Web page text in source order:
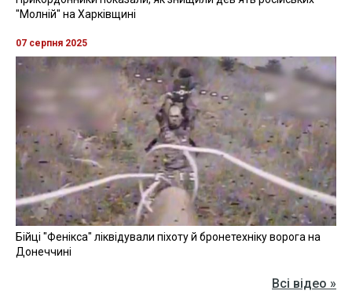
"Молній" на Харківщині
07 серпня 2025
Бійці "Фенікса" ліквідували піхоту й бронетехніку ворога на
Донеччині
Всі відео »